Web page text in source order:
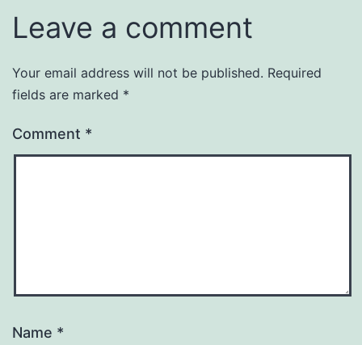
Leave a comment
Your email address will not be published. Required
fields are marked *
Comment *
Name *